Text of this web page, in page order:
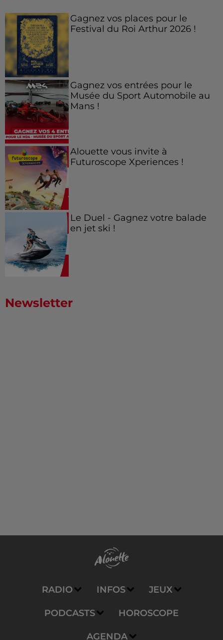
Gagnez vos places pour le
Festival du Roi Arthur 2026 !
Gagnez vos entrées pour le
Musée du Sport Automobile au
Mans !
Alouette vous invite à
Futuroscope Xperiences !
Le Duel - Gagnez votre balade
en jet ski !
Newsletter
RADIO INFOS JEUX
PODCASTS HOROSCOPE
AGENDA